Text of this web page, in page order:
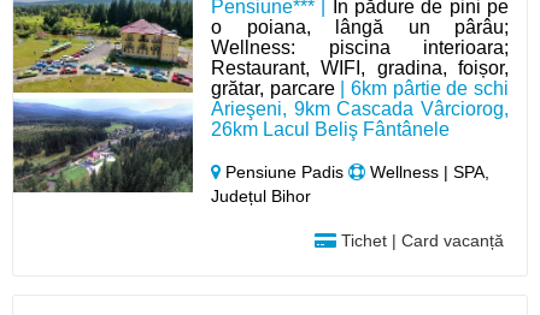
Pensiune*** |
În pădure de pini pe
o poiana, lângă un pârâu;
Wellness: piscina interioara;
Restaurant, WIFI, gradina, foișor,
grătar, parcare| 6km pârtie de schi
Arieşeni, 9km Cascada Vârciorog,
26km Lacul Beliş Fântânele
Pensiune Padis
Wellness | SPA,
Județul Bihor
Tichet | Card vacanță